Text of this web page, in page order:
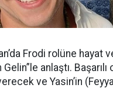
Frodi rolüne hayat
Gelin”le anlaştı.
ve Yasin’in